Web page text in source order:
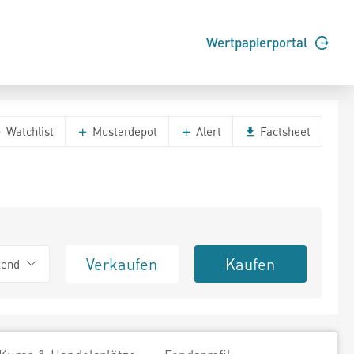
Wertpapierportal
Watchlist Musterdepot Alert Factsheet
Verkaufen Kaufen